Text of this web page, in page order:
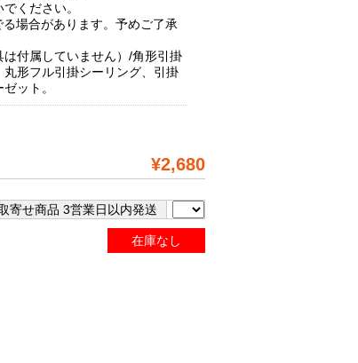
ください。
場合があります。予めご了承
付属していません）/角形引掛
形フル引掛シーリング、引掛
ット。
¥2,680
寄せ商品 3営業日以内発送
在庫なし